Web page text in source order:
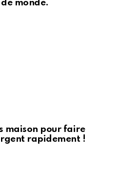
monde.
maison pour faire
rapidement !